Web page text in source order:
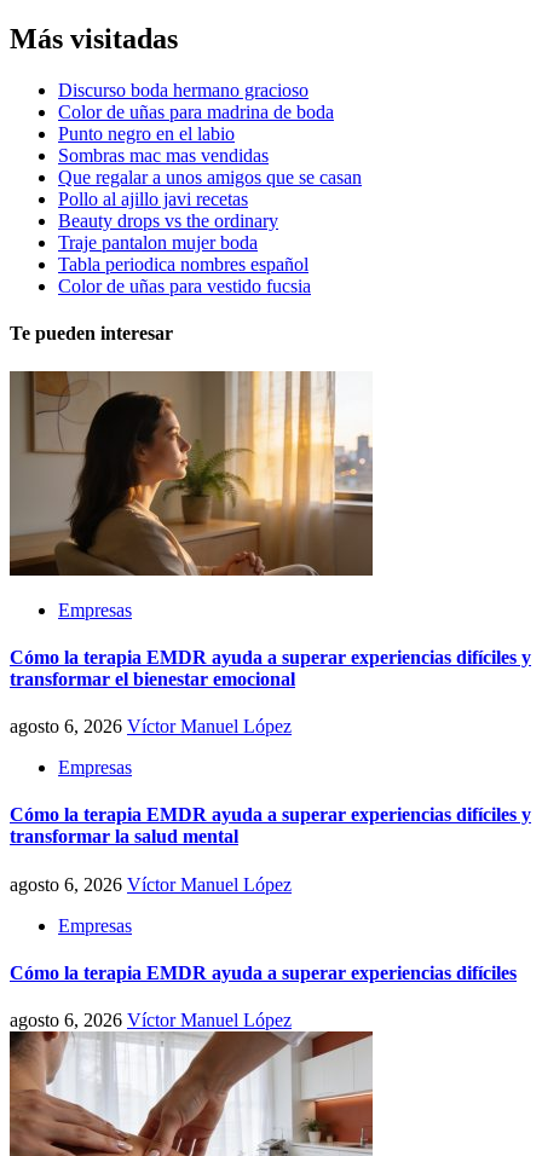
Más visitadas
Discurso boda hermano gracioso
Color de uñas para madrina de boda
Punto negro en el labio
Sombras mac mas vendidas
Que regalar a unos amigos que se casan
Pollo al ajillo javi recetas
Beauty drops vs the ordinary
Traje pantalon mujer boda
Tabla periodica nombres español
Color de uñas para vestido fucsia
Te pueden interesar
Empresas
Cómo la terapia EMDR ayuda a superar experiencias difíciles y
transformar el bienestar emocional
agosto 6, 2026 Víctor Manuel López
Empresas
Cómo la terapia EMDR ayuda a superar experiencias difíciles y
transformar la salud mental
agosto 6, 2026 Víctor Manuel López
Empresas
Cómo la terapia EMDR ayuda a superar experiencias difíciles
agosto 6, 2026 Víctor Manuel López